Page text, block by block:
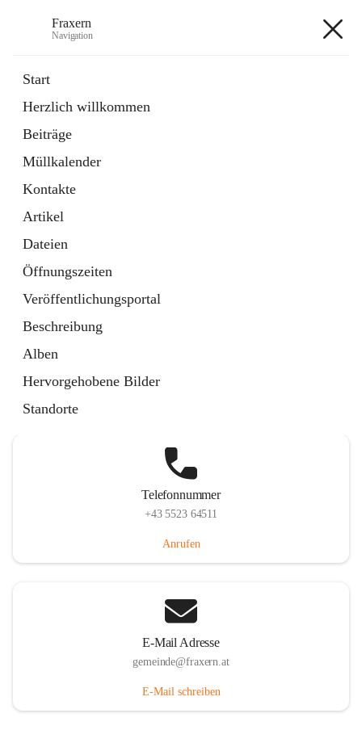
Fraxern
Navigation
Start
Herzlich willkommen
Beiträge
Müllkalender
Kontakte
Artikel
Dateien
Öffnungszeiten
Veröffentlichungsportal
Beschreibung
Alben
Hervorgehobene Bilder
Standorte
Ordner
in
Tab
Formulare
Artikel
öffnet
in
neuem
Tab
Telefonnummer
+43 5523 64511
Anrufen
E-Mail Adresse
gemeinde@fraxern.at
E-Mail schreiben